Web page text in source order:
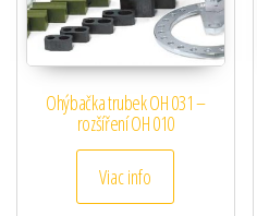
Ohýbačka trubek OH 031 –
rozšíření OH 010
Viac info